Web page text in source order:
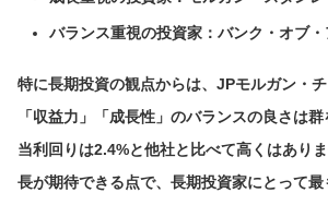
バランス重視の投資家：バンク・オブ・
特に長期投資の観点からは、JPモルガン・チ
「収益力」「成長性」のバランスの良さは
当利回りは2.4%と他社と比べて高くはあり
長が期待できる点で、長期投資家にとって最